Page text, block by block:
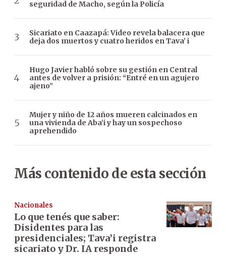
seguridad de Macho, según la Policía
Sicariato en Caazapá: Video revela balacera que
deja dos muertos y cuatro heridos en Tava’ i
Hugo Javier habló sobre su gestión en Central
antes de volver a prisión: “Entré en un agujero
ajeno”
Mujer y niño de 12 años mueren calcinados en
una vivienda de Aba’i y hay un sospechoso
aprehendido
Más contenido de esta sección
Nacionales
Lo que tenés que saber:
Disidentes para las
presidenciales; Tava’i registra
sicariato y Dr. IA responde